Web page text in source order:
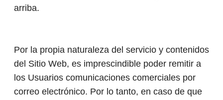
arriba.
Por la propia naturaleza del servicio y contenidos
del Sitio Web, es imprescindible poder remitir a
los Usuarios comunicaciones comerciales por
correo electrónico. Por lo tanto, en caso de que